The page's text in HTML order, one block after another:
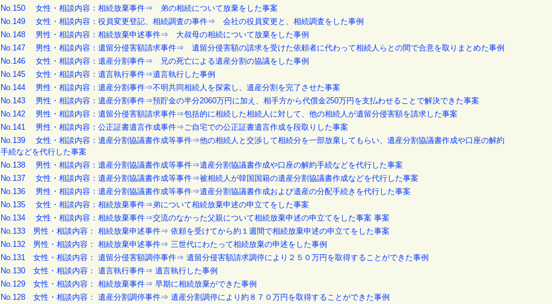
No.150 女性・相談内容：相続放棄事件⇒ 弟の相続について放棄をした事案
No.149 女性・相談内容：役員変更登記、相続調査の事件⇒ 会社の役員変更と、相続調査をした事例
No.148 男性・相談内容：相続放棄申述事件⇒ 大叔母の相続について放棄をした事例
No.147 男性・相談内容：遺留分侵害額請求事件⇒ 遺留分侵害額の請求を受けた依頼者に代わって相続人らとの間で合意を取りまとめた事例
No.146 女性・相談内容：遺産分割事件⇒ 兄の死亡による遺産分割の協議をした事例
No.145 女性・相談内容：遺言執行事件⇒遺言執行した事例
No.144 男性・相談内容：遺産分割事件⇒不明共同相続人を探索し、遺産分割を完了させた事案
No.143 男性・相談内容：遺産分割事件⇒預貯金の半分2060万円に加え、相手方から代償金250万円を支払わせることで解決できた事案
No.142 男性・相談内容：遺留分侵害額請求事件⇒包括的に相続した相続人に対して、他の相続人が遺留分侵害額を請求した事案
No.141 男性・相談内容：公正証書遺言作成事件⇒ご自宅での公正証書遺言作成を段取りした事案
No.139 女性・相談内容：遺産分割協議書作成等事件⇒他の相続人と交渉して相続分を一部放棄してもらい、遺産分割協議書作成や口座の解約
手続などを代行した事案
No.138 男性・相談内容：遺産分割協議書作成等事件⇒遺産分割協議書作成や口座の解約手続などを代行した事案
No.137 女性・相談内容：遺産分割協議書作成等事件⇒被相続人が韓国国籍の遺産分割協議書作成などを代行した事案
No.136 男性・相談内容：遺産分割協議書作成等事件⇒遺産分割協議書作成および遺産の分配手続きを代行した事案
No.135 女性・相談内容：相続放棄事件⇒弟について相続放棄申述の申立てをした事案
No.134 女性・相談内容：相続放棄事件⇒交流のなかった父親について相続放棄申述の申立てをした事案 事案
No.133 男性・相談内容： 相続放棄申述事件⇒ 依頼を受けてから約１週間で相続放棄申述の申立てをした事案
No.132 男性・相談内容： 相続放棄申述事件⇒ 三世代にわたって相続放棄の申述をした事例
No.131 女性・相談内容： 遺留分侵害額調停事件⇒ 遺留分侵害額請求調停により２５０万円を取得することができた事例
No.130 女性・相談内容： 遺言執行事件⇒ 遺言執行した事例
No.129 女性・相談内容： 相続放棄事件⇒ 早期に相続放棄ができた事例
No.128 女性・相談内容： 遺産分割調停事件⇒ 遺産分割調停により約８７０万円を取得することができた事例